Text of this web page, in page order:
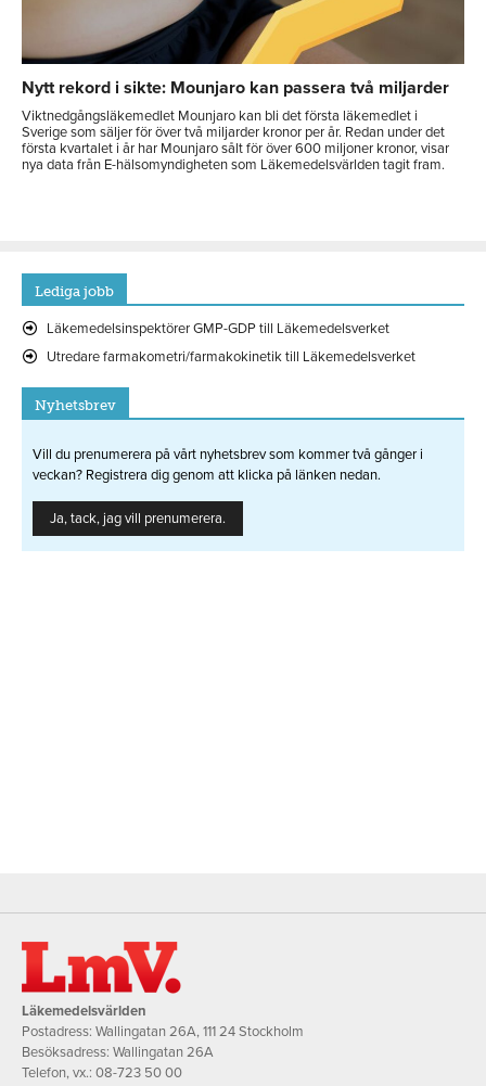
Nytt rekord i sikte: Mounjaro kan passera två miljarder
Viktnedgångsläkemedlet Mounjaro kan bli det första läkemedlet i
Sverige som säljer för över två miljarder kronor per år. Redan under det
första kvartalet i år har Mounjaro sålt för över 600 miljoner kronor, visar
nya data från E-hälsomyndigheten som Läkemedelsvärlden tagit fram.
Lediga jobb
Läkemedelsinspektörer GMP-GDP till Läkemedelsverket
Utredare farmakometri/farmakokinetik till Läkemedelsverket
Nyhetsbrev
Vill du prenumerera på vårt nyhetsbrev som kommer två gånger i
veckan? Registrera dig genom att klicka på länken nedan.
Ja, tack, jag vill prenumerera.
Läkemedelsvärlden
Postadress: Wallingatan 26A, 111 24 Stockholm
Besöksadress: Wallingatan 26A
Telefon, vx.: 08-723 50 00